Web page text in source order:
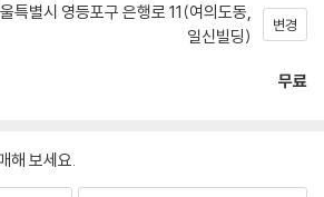
특별시 영등포구 은행로 11(여의도동,
일신빌딩)
변경
무료
해 보세요.